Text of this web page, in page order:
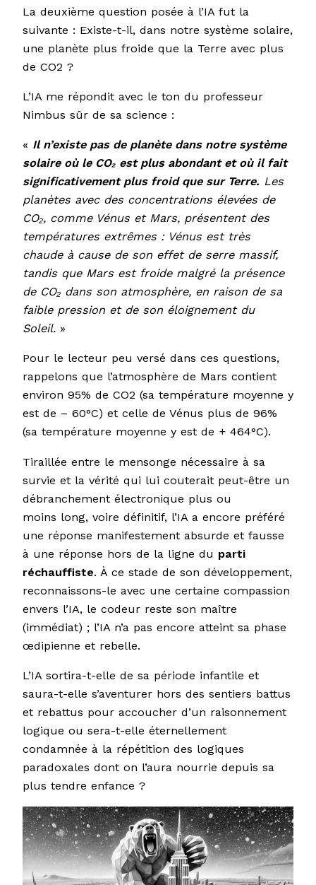
La deuxième question posée à l’IA fut la
suivante : Existe-t-il, dans notre système solaire,
une planète plus froide que la Terre avec plus
de CO2 ?
L’IA me répondit avec le ton du professeur
Nimbus sûr de sa science :
« Il n’existe pas de planète dans notre système
solaire où le CO₂ est plus abondant et où il fait
significativement plus froid que sur Terre. Les
planètes avec des concentrations élevées de
CO₂, comme Vénus et Mars, présentent des
températures extrêmes : Vénus est très
chaude à cause de son effet de serre massif,
tandis que Mars est froide malgré la présence
de CO₂ dans son atmosphère, en raison de sa
faible pression et de son éloignement du
Soleil. »
Pour le lecteur peu versé dans ces questions,
rappelons que l’atmosphère de Mars contient
environ 95% de CO2 (sa température moyenne y
est de – 60°C) et celle de Vénus plus de 96%
(sa température moyenne y est de + 464°C).
Tiraillée entre le mensonge nécessaire à sa
survie et la vérité qui lui couterait peut-être un
débranchement électronique plus ou
moins long, voire définitif, l’IA a encore préféré
une réponse manifestement absurde et fausse
à une réponse hors de la ligne du parti
réchauffiste. À ce stade de son développement,
reconnaissons-le avec une certaine compassion
envers l’IA, le codeur reste son maître
(immédiat) ; l’IA n’a pas encore atteint sa phase
œdipienne et rebelle.
L’IA sortira-t-elle de sa période infantile et
saura-t-elle s’aventurer hors des sentiers battus
et rebattus pour accoucher d’un raisonnement
logique ou sera-t-elle éternellement
condamnée à la répétition des logiques
paradoxales dont on l’aura nourrie depuis sa
plus tendre enfance ?